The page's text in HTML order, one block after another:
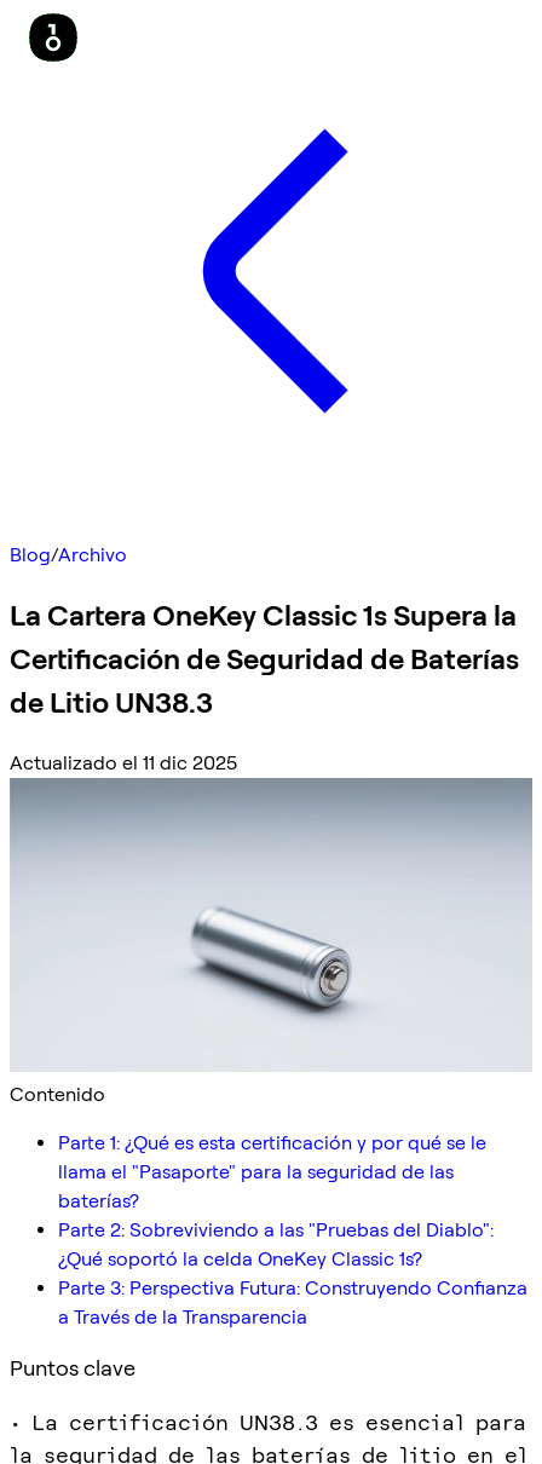
Blog/Archivo
La Cartera OneKey Classic 1s Supera la
Certificación de Seguridad de Baterías
de Litio UN38.3
Actualizado el 11 dic 2025
Contenido
Parte 1: ¿Qué es esta certificación y por qué se le
llama el "Pasaporte" para la seguridad de las
baterías?
Parte 2: Sobreviviendo a las "Pruebas del Diablo":
¿Qué soportó la celda OneKey Classic 1s?
Parte 3: Perspectiva Futura: Construyendo Confianza
a Través de la Transparencia
Puntos clave
• La certificación UN38.3 es esencial para
la seguridad de las baterías de litio en el